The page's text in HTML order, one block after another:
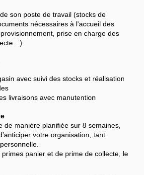
son poste de travail (stocks de
nécessaires à l'accueil des
prise en charge des
avec suivi des stocks et réalisation
livraisons avec manutention
de manière planifiée sur 8 semaines,
votre organisation, tant
primes panier et de prime de collecte, le